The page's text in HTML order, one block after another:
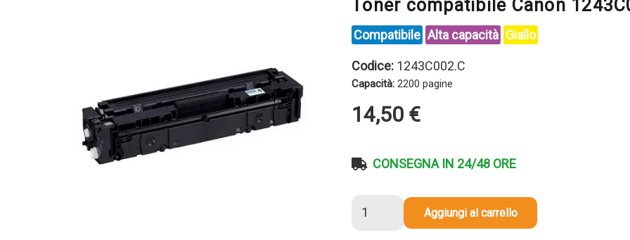
Toner compatibile Canon
Compatibile Alta capacità Giallo
Codice: 1243C002.C
Capacità: 2200 pagine
14,50 €
CONSEGNA IN 24/48 ORE
compatibile
Aggiungi al carrello